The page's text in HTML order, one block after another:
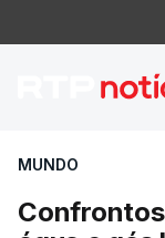
MUNDO